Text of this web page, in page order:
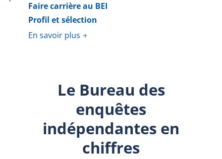
Faire carrière au BEI
Profil et sélection
En savoir plus
Le Bureau des
enquêtes
indépendantes en
chiffres